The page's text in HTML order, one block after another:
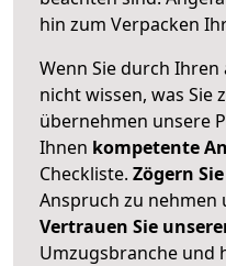
hin zum Verpacken
Wenn Sie durch
nicht wissen, was Sie
übernehmen unsere
Ihnen kompetente
Checkliste. Zögern
Anspruch zu nehmen
Vertrauen Sie
Umzugsbranche und